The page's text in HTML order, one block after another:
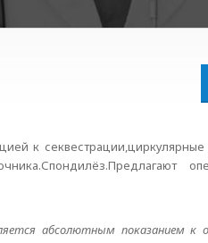
к
абсолютным показанием к